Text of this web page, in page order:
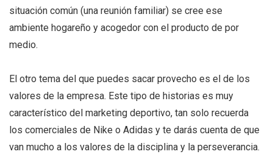
situación común (una reunión familiar) se cree ese
ambiente hogareño y acogedor con el producto de por
medio.
El otro tema del que puedes sacar provecho es el de los
valores de la empresa. Este tipo de historias es muy
característico del marketing deportivo, tan solo recuerda
los comerciales de Nike o Adidas y te darás cuenta de que
van mucho a los valores de la disciplina y la perseverancia.